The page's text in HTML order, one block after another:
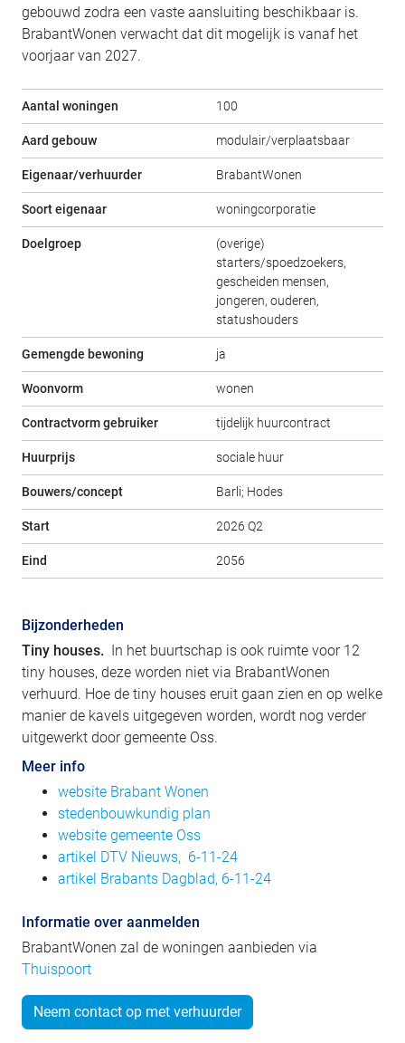
gebouwd zodra een vaste aansluiting beschikbaar is.
BrabantWonen verwacht dat dit mogelijk is vanaf het
voorjaar van 2027.
Aantal woningen 100
Aard gebouw modulair/verplaatsbaar
Eigenaar/verhuurder BrabantWonen
Soort eigenaar woningcorporatie
Doelgroep
(overige)
starters/spoedzoekers,
gescheiden mensen,
jongeren, ouderen,
statushouders
Gemengde bewoning ja
Woonvorm wonen
Contractvorm gebruiker tijdelijk huurcontract
Huurprijs sociale huur
Bouwers/concept Barli; Hodes
Start 2026 Q2
Eind 2056
Bijzonderheden
Tiny houses. In het buurtschap is ook ruimte voor 12
tiny houses, deze worden niet via BrabantWonen
verhuurd. Hoe de tiny houses eruit gaan zien en op welke
manier de kavels uitgegeven worden, wordt nog verder
uitgewerkt door gemeente Oss.
Meer info
website Brabant Wonen
stedenbouwkundig plan
website gemeente Oss
artikel DTV Nieuws, 6-11-24
artikel Brabants Dagblad, 6-11-24
Informatie over aanmelden
BrabantWonen zal de woningen aanbieden via
Thuispoort
Neem contact op met verhuurder